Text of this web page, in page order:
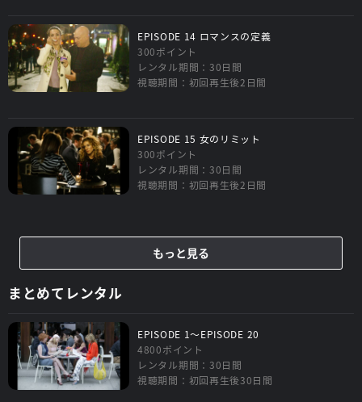
EPISODE 14 ロマンスの定義
300ポイント
レンタル期間：30日間
視聴期間：初回再生後2日間
EPISODE 15 女のリミット
300ポイント
レンタル期間：30日間
視聴期間：初回再生後2日間
もっと見る
まとめてレンタル
EPISODE 1～EPISODE 20
4800ポイント
レンタル期間：30日間
視聴期間：初回再生後30日間